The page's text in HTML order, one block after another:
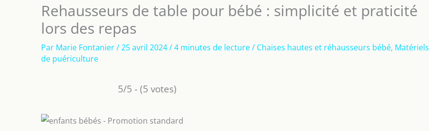
Rehausseurs de table pour bébé : simplicité et praticité
lors des repas
Par Marie Fontanier/25 avril 2024/4 minutes de lecture/ Chaises hautes et réhausseurs bébé, Matériels
de puériculture
5/5 - (5 votes)